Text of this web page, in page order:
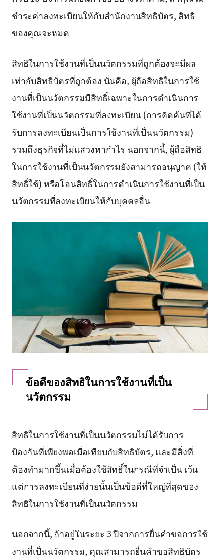
ชำระค่าลงทะเบียนให้กับสำนักงานสิทธิบัตร, สิทธิ
ของคุณจะหมด
สิทธิในการใช้งานที่เป็นนวัตกรรมที่ถูกต้องจะมีผล
เท่ากับสิทธิบัตรที่ถูกต้อง นั่นคือ, ผู้ถือสิทธิในการใช้
งานที่เป็นนวัตกรรมมีสิทธิ์เฉพาะในการดำเนินการ
ใช้งานที่เป็นนวัตกรรมที่ลงทะเบียน (การคิดค้นที่ได้
รับการลงทะเบียนเป็นการใช้งานที่เป็นนวัตกรรม)
รวมถึงธุรกิจที่ไม่แสวงหากำไร นอกจากนี้, ผู้ถือสิทธิ
ในการใช้งานที่เป็นนวัตกรรมยังสามารถอนุญาต (ให้
สิทธิ์ใช้) หรือโอนสิทธิ์ในการดำเนินการใช้งานที่เป็น
นวัตกรรมที่ลงทะเบียนให้กับบุคคลอื่น
ข้อดีของสิทธิในการใช้งานที่เป็น
นวัตกรรม
สิทธิในการใช้งานที่เป็นนวัตกรรมไม่ได้รับการ
ป้องกันที่เพียงพอเมื่อเทียบกับสิทธิบัตร, และมีสิ่งที่
ต้องทำมากขึ้นเมื่อต้องใช้สิทธิ์ในกรณีที่จำเป็น เว้น
แต่การลงทะเบียนที่ง่ายนั้นเป็นข้อดีที่ใหญ่ที่สุดของ
สิทธิในการใช้งานที่เป็นนวัตกรรม
นอกจากนี้, ถ้าอยู่ในระยะ 3 ปีจากการยื่นคำขอการใช้
งานที่เป็นนวัตกรรม, คุณสามารถยื่นคำขอสิทธิบัตร